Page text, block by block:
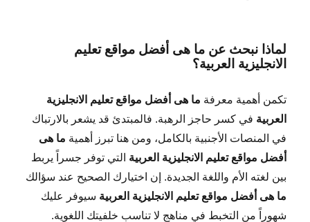
لماذا نبحث عن ما هى أفضل مواقع تعليم
الانجليزية العربية؟
تكمن أهمية معرفة ما هى أفضل مواقع تعليم الانجليزية
العربية في كسر حاجز الرهبة. فالمبتدئ قد يشعر بالارتباك
في المنصات الأجنبية بالكامل، ومن هنا تبرز أهمية ما هى
أفضل مواقع تعليم الانجليزية العربية التي توفر جسراً يربط
بين لغته الأم واللغة الجديدة. إن اختيارك الصحيح عند سؤالك
ما هى أفضل مواقع تعليم الانجليزية العربية سيوفر عليك
شهوراً من التخبط في مناهج لا تناسب خلفيتك اللغوية.